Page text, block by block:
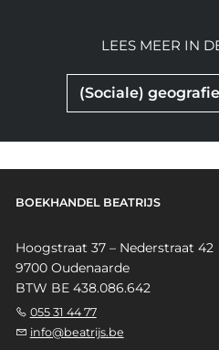
(Sociale)
LEES MEER IN
BOEKHANDEL BEATRIJS
Hoogstraat 37 – Nederstraat 42
9700 Oudenaarde
BTW BE 438.086.642
055 31 44 77
info@beatrijs.be